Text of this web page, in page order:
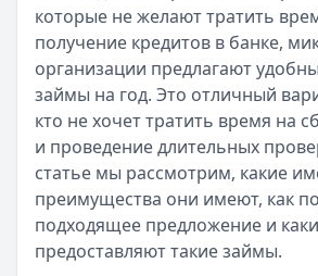
Кратко:Нужны 15 000 рублей на
Опубликовано:5 декабря 2025 г.
Категория:МФО
Читать новость
Рекордный рост доли клиентов
Кратко:В III квартале 2025 года
Опубликовано:5 декабря 2025 г.
Категория:МФО
Читать новость
57 сервисов микрозаймов через
которые не желают тратить
получение кредитов в банке,
организации предлагают
займы на год. Это отличный
кто не хочет тратить время на
и проведение длительных
статье мы рассмотрим, какие
преимущества они имеют, как
подходящее предложение и
предоставляют такие займы.